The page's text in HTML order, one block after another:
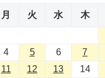
月 火 水 木
4
5 6 7
11
12 13 14